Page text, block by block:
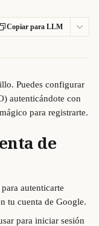
Copiar para LLM
Puedes configurar
autenticándote con
para registrarte.
de
para autenticarte
tu cuenta de Google.
para iniciar sesión